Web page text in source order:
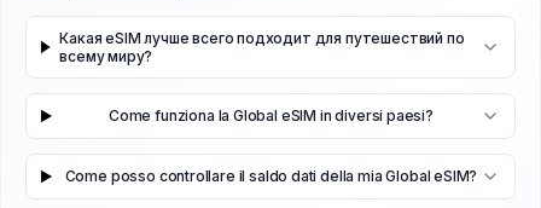
Какая eSIM лучше всего подходит для путешествий по
всему миру?
Come funziona la Global eSIM in diversi paesi?
Come posso controllare il saldo dati della mia Global eSIM?